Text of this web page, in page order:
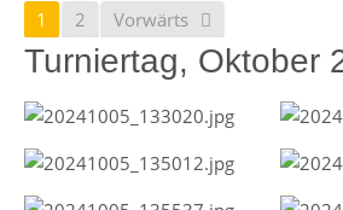
1 2 Vorwärts
Turniertag, Oktober